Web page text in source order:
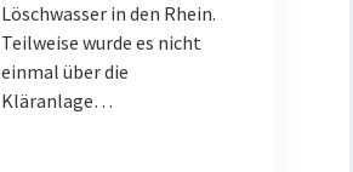
Löschwasser in den Rhein.
Teilweise wurde es nicht
einmal über die
Kläranlage…